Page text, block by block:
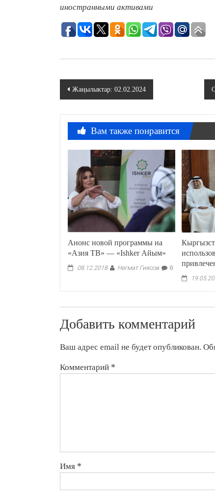
иностранными активами
Навигация
записям
Жаңылыктар: 02.02.2024
Вам также понравится
Анонс новой программы на
«Азия ТВ» — «Ishker Айым»
08.12.2018 Негмат Гиясов 0
Добавить комментарий
Ваш адрес email не будет опубликован.
Комментарий *
Имя *